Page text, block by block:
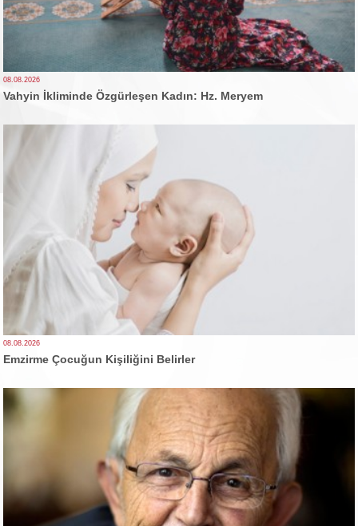
08.08.2026
Vahyin İkliminde Özgürleşen Kadın: Hz. Meryem
08.08.2026
Emzirme Çocuğun Kişiliğini Belirler